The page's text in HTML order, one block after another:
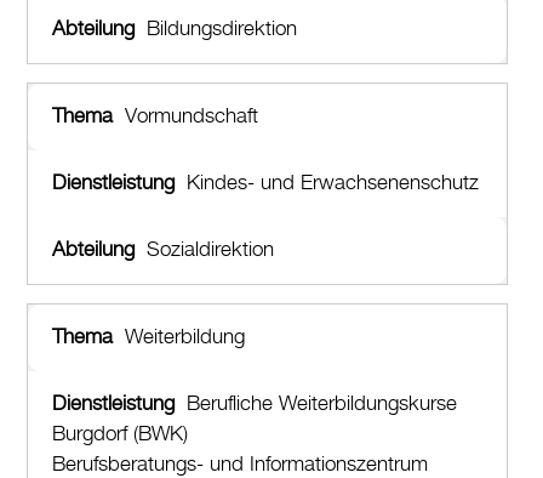
Bildungsdirektion
Vormundschaft
Kindes- und Erwachsenenschutz
Sozialdirektion
Weiterbildung
Berufliche Weiterbildungskurse
Burgdorf (BWK)
Berufsberatungs- und Informationszentrum